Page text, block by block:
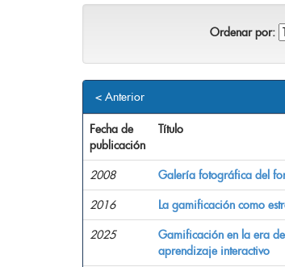
Ordenar por:
< Anterior
Fecha de
publicación
Título
2008 Galería fotográfica del
2016 La gamificación como
2025
Gamificación en la era
aprendizaje interactivo